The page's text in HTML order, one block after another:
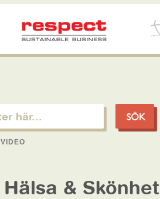
VIDEO
Hälsa & Skönhet